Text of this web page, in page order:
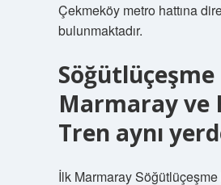
Çekmeköy metro hattına
bulunmaktadır.
Söğütlüçeşme
Marmaray ve
Tren aynı
İlk Marmaray